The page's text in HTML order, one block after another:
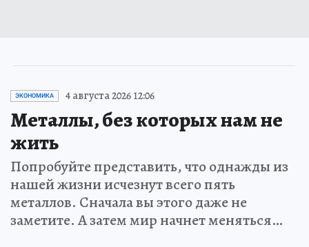
ЭКОНОМИКА 4 августа 2026 12:06
Металлы, без которых нам не
жить
Попробуйте представить, что однажды из
нашей жизни исчезнут всего пять
металлов. Сначала вы этого даже не
заметите. А затем мир начнет меняться…